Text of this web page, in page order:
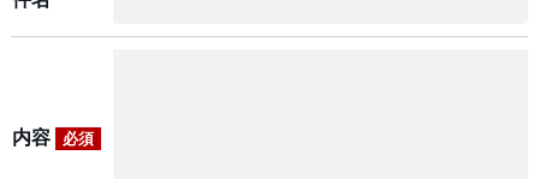
内容 必須